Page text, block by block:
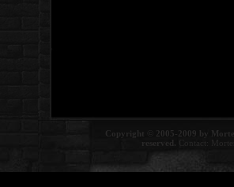
Copyright © 2005-2009 by
reserved. Contact: